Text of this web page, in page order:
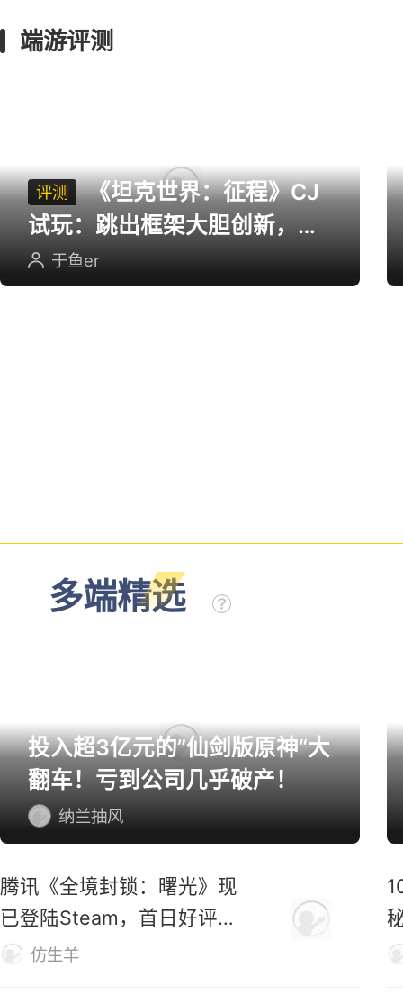
端游评测
评测
《坦克世界：征程》CJ
试玩：跳出框架大胆创新，用
英雄射击重塑坦克对战
于鱼er
多端精选
投入超3亿元的”仙剑版原神“大
翻车！亏到公司几乎破产！
纳兰抽风
腾讯《全境封锁：曙光》现
已登陆Steam，首日好评率
仅31%仿生羊